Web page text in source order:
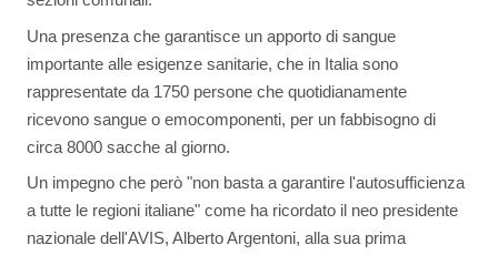
Una presenza che garantisce un apporto di sangue
importante alle esigenze sanitarie, che in Italia sono
rappresentate da 1750 persone che quotidianamente
ricevono sangue o emocomponenti, per un fabbisogno di
circa 8000 sacche al giorno.
Un impegno che però "non basta a garantire l'autosufficienza
a tutte le regioni italiane" come ha ricordato il neo presidente
nazionale dell'AVIS, Alberto Argentoni, alla sua prima